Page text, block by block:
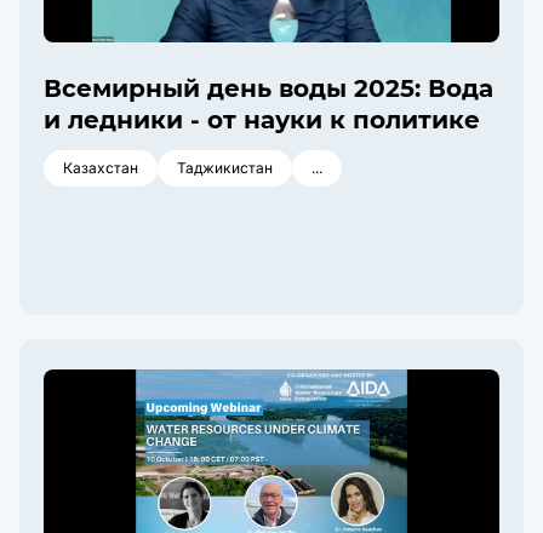
Всемирный день воды 2025: Вода
и ледники - от науки к политике
Казахстан Таджикистан ...